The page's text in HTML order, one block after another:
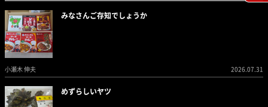
みなさんご存知でしょうか
小瀬木 伸夫 2026.07.31
めずらしいヤツ